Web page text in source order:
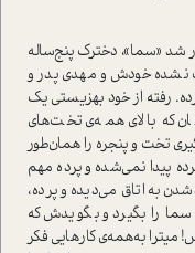
شد «سما»، دخترک پنج‌ساله
نشده خودش و مهدی پدر و
رفته از خود بهزیستی یک
که بالای همه‌ی تخت‌های
تخت و پنجره را همان‌طور
پیدا نمی‌شده و پرده مهم
به اتاق می‌دیده و پرده،
را بگیرد و بگویدش که
میترا به‌همه‌ی کارهایی فکر